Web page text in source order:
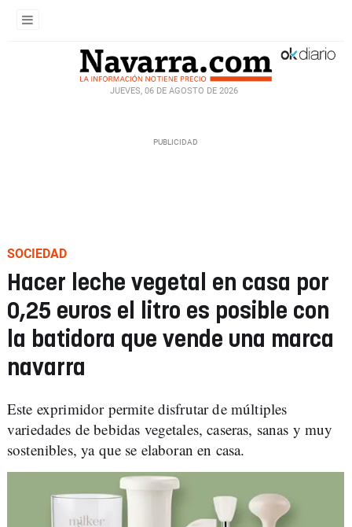
JUEVES, 06 DE AGOSTO DE 2026
SOCIEDAD
Hacer leche vegetal en casa por
0,25 euros el litro es posible con
la batidora que vende una marca
navarra
Este exprimidor permite disfrutar de múltiples
variedades de bebidas vegetales, caseras, sanas y muy
sostenibles, ya que se elaboran en casa.